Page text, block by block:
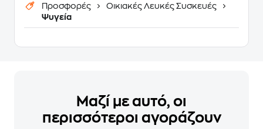
Προσφορές
Οικιακές Λευκές Συσκευές
Ψυγεία
Μαζί με αυτό, οι
περισσότεροι αγοράζουν